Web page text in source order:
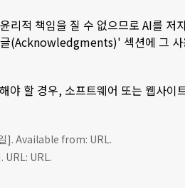
적 책임을 질 수 없으므로 AI를 저
(Acknowledgments)' 섹션에 그 사
야 할 경우, 소프트웨어 또는 웹사이
일]. Available from: URL.
URL: URL.